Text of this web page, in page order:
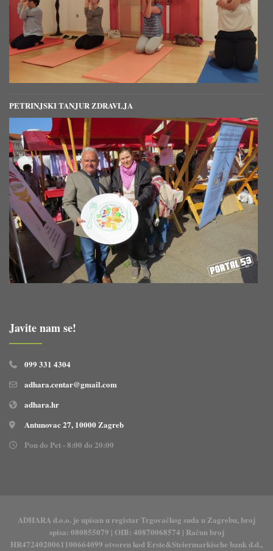
PETRINJSKI TANJUR ZDRAVLJA
Javite nam se!
099 331 4304
adhara.centar@gmail.com
adhara.hr
Antunovac 27, 10000 Zagreb
Pon do Pet - 8:00 do 20:00
ADHARA d.o.o. je upisan u registar Trgovačkog suda u Zagrebu, broj
spisa: 080855079 | OIB: 40870068574 | Račun broj
HR4724020061100664099 otvoren kod Erste&Steiermarkische bank d.d.,